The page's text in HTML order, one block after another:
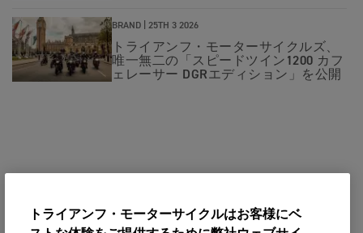
BRAND | 25TH 3 2026
トライアンフ・モーターサイクルズ、
唯一無二の「スピードツイン1200 カフ
ェレーサー DGRエディション」を公開
トライアンフ・モーターサイクルはお客様にベ